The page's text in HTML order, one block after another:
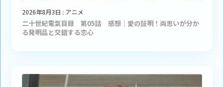
2026年8月3日 : アニメ
二十世紀電氣目録 第05話 感想｜愛の証明！両思いが分か
る発明品と交錯する恋心